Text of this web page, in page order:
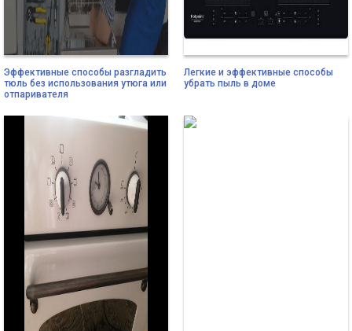
Эффективные способы разгладить
тюль без использования утюга или
отпаривателя
Легкие и эффективные способы
убрать пыль в доме